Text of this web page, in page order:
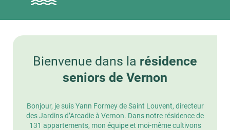
Bienvenue dans la résidence
seniors de Vernon
Bonjour, je suis Yann Formey de Saint Louvent, directeur
des Jardins d’Arcadie à Vernon. Dans notre résidence de
131 appartements, mon équipe et moi-même cultivons